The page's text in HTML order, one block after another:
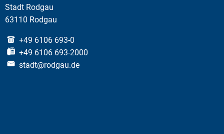
Stadt Rodgau
63110 Rodgau
+49 6106 693-0
+49 6106 693-2000
stadt@rodgau.de